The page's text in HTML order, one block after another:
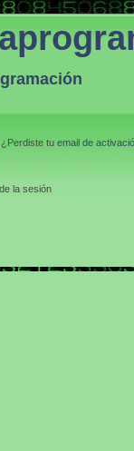
. ¿Perdiste tu email de
la sesión